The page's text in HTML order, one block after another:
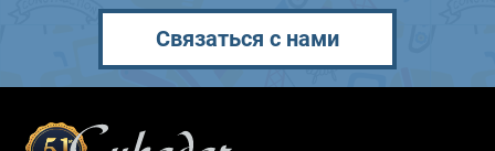
Связаться с нами